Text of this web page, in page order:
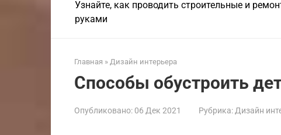
Узнайте, как проводить строительные и
руками
Главная » Дизайн интерьера
Способы обустроить
Опубликовано: 06 Дек 2021 Рубрика: Дизайн